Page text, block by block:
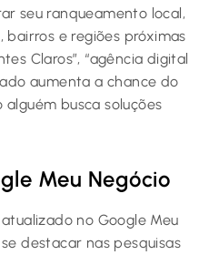
seu ranqueamento local,
e regiões próximas
Claros”, “agência digital
aumenta a chance do
busca soluções
Meu Negócio
no Google Meu
destacar nas pesquisas